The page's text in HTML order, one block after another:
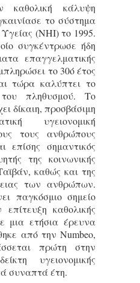
κάλυψη
το σύστημα
(NHI) το 1995.
συγκέντρωσε ήδη
επαγγελματικής
το 30ό έτος
τώρα καλύπτει το
πληθυσμού. Το
δίκαιη, προσβάσιμη
υγειονομική
τους ανθρώπους
επίσης σημαντικός
της κοινωνικής
καθώς και της
των ανθρώπων.
παγκόσμιο σημείο
καθολικής
μια ετήσια έρευνα
από την Numbeo,
πρώτη στην
υγειονομικής
συναπτά έτη.